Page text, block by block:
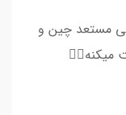
مستعد چین و